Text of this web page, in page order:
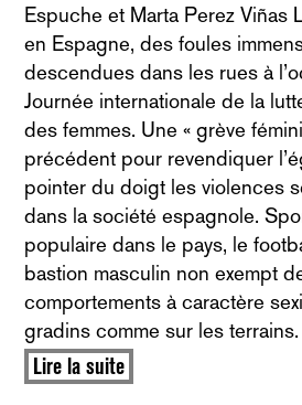
Espuche et Marta Perez Viñas
en Espagne, des foules
descendues dans les rues à
Journée internationale de la
des femmes. Une « grève
précédent pour revendiquer
pointer du doigt les violences
dans la société espagnole.
populaire dans le pays, le
bastion masculin non exempt
comportements à caractère
gradins comme sur les
Lire la suite